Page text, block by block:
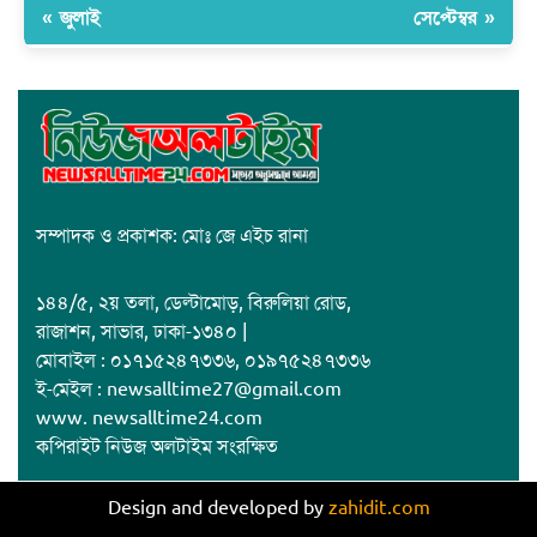
« জুলাই সেপ্টেম্বর »
সম্পাদক ও প্রকাশক: মোঃ জে এইচ রানা
১৪৪/৫, ২য় তলা, ডেল্টামোড়, বিরুলিয়া রোড,
রাজাশন, সাভার, ঢাকা-১৩৪০ |
মোবাইল : ০১৭১৫২৪৭৩৩৬, ০১৯৭৫২৪৭৩৩৬
ই-মেইল : newsalltime27@gmail.com
www. newsalltime24.com
কপিরাইট নিউজ অলটাইম সংরক্ষিত
Design and developed by zahidit.com